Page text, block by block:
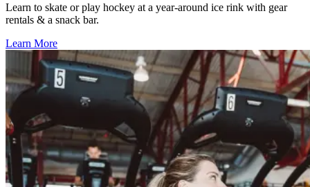
Learn to skate or play hockey at a year-around ice rink with gear
rentals & a snack bar.​​​​‌ ‍ ​‍​‍‌‍ ‌ ​‍‌‍‍‌‌‍‌ ‌‍‍‌‌‍ ‍​‍​‍​ ‍‍​‍​‍‌ ​ ‌‍​‌‌‍ ‍‌‍‍‌‌ ‌​‌ ‍‌​‍ ‍‌‍‍‌‌‍ ​‍​‍​‍ ​​‍​‍‌‍‍​‌ ​‍‌‍‌‌‌‍‌‍​‍​‍​ ‍‍​‍​‍‌‍‍​‌ ‌​‌ ‌​‌ ​​‌ ​ ​ ‍‍​‍ ​‍ ‌‍​ ‌‍‍​‌‍‌‌‌‍ ​‌ ​ ‌‍‌‌‌‍​‌‌ ​​‌‍‍‌‌‍‌‌‌ ​‍‌ ​ ​‍ ‍‌ ​ ‌‍​‌‌‍ ‍‌‍‍‌‌ ‌​‌ ‍‌​‍ ‍‌ ​ ‌ ‌​‌ ‌‌‌‍‌​‌‍‍‌‌‍ ​‍ ‌‍‍‌‌‍ ‍‌ ‌​‌‍‌‌‌‍ ‍‌ ‌​​‍ ‌‍‌‌‌‍‌​‌‍‍‌‌ ‌​​‍ ‌‍ ‌‌‍ ‌‍‌​‌‍‌‌​ ‌‌ ​​‌ ​‍‌‍‌‌‌ ​ ‌‍‌‌‌‍ ‍‌ ‌​‌‍​‌‌ ‌​‌‍‍‌‌‍ ‌‍ ‍​ ‍ ‌‍‍‌‌‍‌​​ ‌​ ​‍​ ‌‌‌‍​ ‌‍‌‌​ ‌​‌‍​‍‌‍​‍‌‍​‌​‍ ‌​ ‌​​ ​​‌‍​‍​ ‌‍​‍ ‌​ ‌​‌‍‌‍‌‍​‌​ ‍​​‍ ‌‌‍​‌‌‍​‌‌‍‌‌​ ‍‌​‍ ‌​ ‌​​ ‌‌​ ‌ ​ ‌‌​ ‍‌​ ‌‌​ ‍‌‌‍​ ‌‍​‍​ ‌ ‌‍‌​​ ​ ​ ‍ ‌ ‌​‌ ‍‌‌ ​​‌‍‌‌​ ‌‌ ​​‌‍​‌‌‍‌ ‌‍‌‌​ ‍ ‌ ​​‌‍​‌‌ ‌​‌‍‍​​ ‌‌ ​​‌‍​‌‌‍‌ ‌‍‌‌‌​​‍‌ ‌‌‌‍‍‌‌‍ ​‌‍‌​‌‍‌‌‌ ​‍​‍‌‌​ ‌‌‌​​‍‌‌ ‌‍‍ ‌‍‌‌‌ ‍‌​‍‌‌​ ​ ‌​‌​​‍‌‌​ ​ ‌​‌​​‍‌‌​ ​‍​ ​‍​ ‍​​ ​ ‌‍​‍‌‍​‌​ ‍​​ ​ ‌‍‌​​ ‌ ​ ‍​​ ‍​​ ‍​‌‍​‍​‍‌‌​ ​‍​ ​‍​‍‌‌​ ‌‌‌​‌​​‍ ‍‌‍​ ‌‍​‌‌ ​‍‌‍ ‌ ‌‌‌ ​ ‌‍‌‌‌‍ ​‌​‍‌‌ ‌​‌‍‌‌‌‍ ‌‌ ​ ​‍‌‌​ ‌‌‌​​‍‌‌ ‌‍‍ ‌‍‌‌‌ ‍‌​‍‌‌​ ​ ‌​‌​​‍‌‌​ ​ ‌​‌​​‍‌‌​ ​‍​ ​‍​ ​​‌‍​ ​ ‌​​ ‌​​ ‌​​ ‌‍​ ‌‌‌‍​‌​ ​‌​ ​‍​ ‌ ​ ‌‍‌‍​‌​ ​‌​ ‌‍​ ​ ​ ​ ​ ‍‌​ ​‌​ ​‍‌‍​‍​ ‍‌​ ‍‌​ ​‍​ ​‍‌‍‌​​ ‌‌​ ‍​‌‍‌‌​ ​​‌‍​ ‌‍‌‌​‍‌‌​ ​‍​ ​‍​‍‌‌​ ‌‌‌​‌​​‍ ‍‌‍​ ‌‍​‌‌ ​‍‌‍‌​‌​‌​‌‍‌‌‌ ​ ‌‍​ ‌ ​‍‌‍‍‌‌ ​​‌ ‌​‌‍‍‌‌‍ ‌‍ ‍​ ‌‍​‍‌‍​‌‌ ​ ‌‍‌‌‌‌‌‌‌ ​‍‌‍ ​​ ‌‌‍‍​‌ ‌​‌ ‌​‌ ​​‌ ​ ​‍‌‌​ ​ ‌​​‌​‍‌‌​ ​‍‌​‌‍​‍‌‌​ ​‍‌​‌‍‌‍​ ‌‍‍​‌‍‌‌‌‍ ​‌ ​ ‌‍‌‌‌‍​‌‌ ​​‌‍‍‌‌‍‌‌‌ ​‍‌ ​ ​‍ ‍‌ ​ ‌‍​‌‌‍ ‍‌‍‍‌‌ ‌​‌ ‍‌​‍ ‍‌ ​ ‌ ‌​‌ ‌‌‌‍‌​‌‍‍‌‌‍ ​‍‌‍‌‍‍‌‌‍‌​​ ‌​ ​‍​ ‌‌‌‍​ ‌‍‌‌​ ‌​‌‍​‍‌‍​‍‌‍​‌​‍ ‌​ ‌​​ ​​‌‍​‍​ ‌‍​‍ ‌​ ‌​‌‍‌‍‌‍​‌​ ‍​​‍ ‌‌‍​‌‌‍​‌‌‍‌‌​ ‍‌​‍ ‌​ ‌​​ ‌‌​ ‌ ​ ‌‌​ ‍‌​ ‌‌​ ‍‌‌‍​ ‌‍​‍​ ‌ ‌‍‌​​ ​ ​‍‌‍‌ ‌​‌ ‍‌‌ ​​‌‍‌‌​ ‌‌ ​​‌‍​‌‌‍‌ ‌‍‌‌​‍‌‍‌ ​​‌‍​‌‌ ‌​‌‍‍​​ ‌‌ ​​‌‍​‌‌‍‌ ‌‍‌‌‌​​‍‌ ‌‌‌‍‍‌‌‍ ​‌‍‌​‌‍‌‌‌ ​‍​‍‌‌​ ‌‌‌​​‍‌‌ ‌‍‍ ‌‍‌‌‌ ‍‌​‍‌‌​ ​ ‌​‌​​‍‌‌​ ​ ‌​‌​​‍‌‌​ ​‍​ ​‍​ ‍​​ ​ ‌‍​‍‌‍​‌​ ‍​​ ​ ‌‍‌​​ ‌ ​ ‍​​ ‍​​ ‍​‌‍​‍​‍‌‌​ ​‍​ ​‍​‍‌‌​ ‌‌‌​‌​​‍ ‍‌‍​ ‌‍​‌‌ ​‍‌‍ ‌ ‌‌‌ ​ ‌‍‌‌‌‍ ​‌​‍‌‌ ‌​‌‍‌‌‌‍ ‌‌ ​ ​‍‌‌​ ‌‌‌​​‍‌‌ ‌‍‍ ‌‍‌‌‌ ‍‌​‍‌‌​ ​ ‌​‌​​‍‌‌​ ​ ‌​‌​​‍‌‌​ ​‍​ ​‍​ ​​‌‍​ ​ ‌​​ ‌​​ ‌​​ ‌‍​ ‌‌‌‍​‌​ ​‌​ ​‍​ ‌ ​ ‌‍‌‍​‌​ ​‌​ ‌‍​ ​ ​ ​ ​ ‍‌​ ​‌​ ​‍‌‍​‍​ ‍‌​ ‍‌​ ​‍​ ​‍‌‍‌​​ ‌‌​ ‍​‌‍‌‌​ ​​‌‍​ ‌‍‌‌​‍‌‌​ ​‍​ ​‍​‍‌‌​ ‌‌‌​‌​​‍ ‍‌‍​ ‌‍​‌‌ ​‍‌‍‌​‌​‌​‌‍‌‌‌ ​ ‌‍​ ‌ ​‍‌‍‍‌‌ ​​‌ ‌​‌‍‍‌‌‍ ‌‍ ‍​‍‌‍‌ ​​‌‍‌‌‌ ​‍‌ ​ ‌ ​​‌‍‌‌‌‍​ ‌ ‌​‌‍‍‌‌ ‌‍‌‍‌‌​ ‌‌ ​​‌ ‌‌‌‍​‍‌‍ ​‌‍‍‌‌ ​ ‌‍‍​‌‍‌‌‌‍‌​​‍​‍‌ ‌
Learn More​​​​‌ ‍ ​‍​‍‌‍ ‌ ​‍‌‍‍‌‌‍‌ ‌‍‍‌‌‍ ‍​‍​‍​ ‍‍​‍​‍‌ ​ ‌‍​‌‌‍ ‍‌‍‍‌‌ ‌​‌ ‍‌​‍ ‍‌‍‍‌‌‍ ​‍​‍​‍ ​​‍​‍‌‍‍​‌ ​‍‌‍‌‌‌‍‌‍​‍​‍​ ‍‍​‍​‍‌‍‍​‌ ‌​‌ ‌​‌ ​​‌ ​ ​ ‍‍​‍ ​‍ ‌‍​ ‌‍‍​‌‍‌‌‌‍ ​‌ ​ ‌‍‌‌‌‍​‌‌ ​​‌‍‍‌‌‍‌‌‌ ​‍‌ ​ ​‍ ‍‌ ​ ‌‍​‌‌‍ ‍‌‍‍‌‌ ‌​‌ ‍‌​‍ ‍‌ ​ ‌ ‌​‌ ‌‌‌‍‌​‌‍‍‌‌‍ ​‍ ‌‍‍‌‌‍ ‍‌ ‌​‌‍‌‌‌‍ ‍‌ ‌​​‍ ‌‍‌‌‌‍‌​‌‍‍‌‌ ‌​​‍ ‌‍ ‌‌‍ ‌‍‌​‌‍‌‌​ ‌‌ ​​‌ ​‍‌‍‌‌‌ ​ ‌‍‌‌‌‍ ‍‌ ‌​‌‍​‌‌ ‌​‌‍‍‌‌‍ ‌‍ ‍​ ‍ ‌‍‍‌‌‍‌​​ ‌​ ​‍​ ‌‌‌‍​ ‌‍‌‌​ ‌​‌‍​‍‌‍​‍‌‍​‌​‍ ‌​ ‌​​ ​​‌‍​‍​ ‌‍​‍ ‌​ ‌​‌‍‌‍‌‍​‌​ ‍​​‍ ‌‌‍​‌‌‍​‌‌‍‌‌​ ‍‌​‍ ‌​ ‌​​ ‌‌​ ‌ ​ ‌‌​ ‍‌​ ‌‌​ ‍‌‌‍​ ‌‍​‍​ ‌ ‌‍‌​​ ​ ​ ‍ ‌ ‌​‌ ‍‌‌ ​​‌‍‌‌​ ‌‌ ​​‌‍​‌‌‍‌ ‌‍‌‌​ ‍ ‌ ​​‌‍​‌‌ ‌​‌‍‍​​ ‌‌ ​​‌‍​‌‌‍‌ ‌‍‌‌‌​​‍‌ ‌‌‌‍‍‌‌‍ ​‌‍‌​‌‍‌‌‌ ​‍​‍‌‌​ ‌‌‌​​‍‌‌ ‌‍‍ ‌‍‌‌‌ ‍‌​‍‌‌​ ​ ‌​‌​​‍‌‌​ ​ ‌​‌​​‍‌‌​ ​‍​ ​‍​ ‍​​ ​ ‌‍​‍‌‍​‌​ ‍​​ ​ ‌‍‌​​ ‌ ​ ‍​​ ‍​​ ‍​‌‍​‍​‍‌‌​ ​‍​ ​‍​‍‌‌​ ‌‌‌​‌​​‍ ‍‌‍​ ‌‍​‌‌ ​‍‌‍ ‌ ‌‌‌ ​ ‌‍‌‌‌‍ ​‌​‍‌‌ ‌​‌‍‌‌‌‍ ‌‌ ​ ​‍‌‌​ ‌‌‌​​‍‌‌ ‌‍‍ ‌‍‌‌‌ ‍‌​‍‌‌​ ​ ‌​‌​​‍‌‌​ ​ ‌​‌​​‍‌‌​ ​‍​ ​‍​ ​​‌‍​ ​ ‌​​ ‌​​ ‌​​ ‌‍​ ‌‌‌‍​‌​ ​‌​ ​‍​ ‌ ​ ‌‍‌‍​‌​ ​‌​ ‌‍​ ​ ​ ​ ​ ‍‌​ ​‌​ ​‍‌‍​‍​ ‍‌​ ‍‌​ ​‍​ ​‍‌‍‌​​ ‌‌​ ‍​‌‍‌‌​ ​​‌‍​ ‌‍‌‌​‍‌‌​ ​‍​ ​‍​‍‌‌​ ‌‌‌​‌​​‍ ‍‌‍​‍‌ ‌‌‌ ‌​‌ ‌​‌‍ ‌‍ ‍‌ ​ ​‍‌‌​ ‌‌‌​​‍‌‌ ‌‍‍ ‌‍‌‌‌ ‍‌​‍‌‌​ ​ ‌​‌​​‍‌‌​ ​ ‌​‌​​‍‌‌​ ​‍​ ​‍‌‍​‍‌‍‌‍​ ‍​‌‍​ ​ ​ ​ ‌​‌‍​‌​ ​ ‌‍​‍​ ​‌​ ‌ ​ ‌‍​‍‌‌​ ​‍​ ​‍​‍‌‌​ ‌‌‌​‌​​‍ ‍‌ ‌​‌‍‌‌‌ ‍​‌ ‌​​ ‌‍​‍‌‍​‌‌ ​ ‌‍‌‌‌‌‌‌‌ ​‍‌‍ ​​ ‌‌‍‍​‌ ‌​‌ ‌​‌ ​​‌ ​ ​‍‌‌​ ​ ‌​​‌​‍‌‌​ ​‍‌​‌‍​‍‌‌​ ​‍‌​‌‍‌‍​ ‌‍‍​‌‍‌‌‌‍ ​‌ ​ ‌‍‌‌‌‍​‌‌ ​​‌‍‍‌‌‍‌‌‌ ​‍‌ ​ ​‍ ‍‌ ​ ‌‍​‌‌‍ ‍‌‍‍‌‌ ‌​‌ ‍‌​‍ ‍‌ ​ ‌ ‌​‌ ‌‌‌‍‌​‌‍‍‌‌‍ ​‍‌‍‌‍‍‌‌‍‌​​ ‌​ ​‍​ ‌‌‌‍​ ‌‍‌‌​ ‌​‌‍​‍‌‍​‍‌‍​‌​‍ ‌​ ‌​​ ​​‌‍​‍​ ‌‍​‍ ‌​ ‌​‌‍‌‍‌‍​‌​ ‍​​‍ ‌‌‍​‌‌‍​‌‌‍‌‌​ ‍‌​‍ ‌​ ‌​​ ‌‌​ ‌ ​ ‌‌​ ‍‌​ ‌‌​ ‍‌‌‍​ ‌‍​‍​ ‌ ‌‍‌​​ ​ ​‍‌‍‌ ‌​‌ ‍‌‌ ​​‌‍‌‌​ ‌‌ ​​‌‍​‌‌‍‌ ‌‍‌‌​‍‌‍‌ ​​‌‍​‌‌ ‌​‌‍‍​​ ‌‌ ​​‌‍​‌‌‍‌ ‌‍‌‌‌​​‍‌ ‌‌‌‍‍‌‌‍ ​‌‍‌​‌‍‌‌‌ ​‍​‍‌‌​ ‌‌‌​​‍‌‌ ‌‍‍ ‌‍‌‌‌ ‍‌​‍‌‌​ ​ ‌​‌​​‍‌‌​ ​ ‌​‌​​‍‌‌​ ​‍​ ​‍​ ‍​​ ​ ‌‍​‍‌‍​‌​ ‍​​ ​ ‌‍‌​​ ‌ ​ ‍​​ ‍​​ ‍​‌‍​‍​‍‌‌​ ​‍​ ​‍​‍‌‌​ ‌‌‌​‌​​‍ ‍‌‍​ ‌‍​‌‌ ​‍‌‍ ‌ ‌‌‌ ​ ‌‍‌‌‌‍ ​‌​‍‌‌ ‌​‌‍‌‌‌‍ ‌‌ ​ ​‍‌‌​ ‌‌‌​​‍‌‌ ‌‍‍ ‌‍‌‌‌ ‍‌​‍‌‌​ ​ ‌​‌​​‍‌‌​ ​ ‌​‌​​‍‌‌​ ​‍​ ​‍​ ​​‌‍​ ​ ‌​​ ‌​​ ‌​​ ‌‍​ ‌‌‌‍​‌​ ​‌​ ​‍​ ‌ ​ ‌‍‌‍​‌​ ​‌​ ‌‍​ ​ ​ ​ ​ ‍‌​ ​‌​ ​‍‌‍​‍​ ‍‌​ ‍‌​ ​‍​ ​‍‌‍‌​​ ‌‌​ ‍​‌‍‌‌​ ​​‌‍​ ‌‍‌‌​‍‌‌​ ​‍​ ​‍​‍‌‌​ ‌‌‌​‌​​‍ ‍‌‍​‍‌ ‌‌‌ ‌​‌ ‌​‌‍ ‌‍ ‍‌ ​ ​‍‌‌​ ‌‌‌​​‍‌‌ ‌‍‍ ‌‍‌‌‌ ‍‌​‍‌‌​ ​ ‌​‌​​‍‌‌​ ​ ‌​‌​​‍‌‌​ ​‍​ ​‍‌‍​‍‌‍‌‍​ ‍​‌‍​ ​ ​ ​ ‌​‌‍​‌​ ​ ‌‍​‍​ ​‌​ ‌ ​ ‌‍​‍‌‌​ ​‍​ ​‍​‍‌‌​ ‌‌‌​‌​​‍ ‍‌ ‌​‌‍‌‌‌ ‍​‌ ‌​​‍‌‍‌ ​​‌‍‌‌‌ ​‍‌ ​ ‌ ​​‌‍‌‌‌‍​ ‌ ‌​‌‍‍‌‌ ‌‍‌‍‌‌​ ‌‌ ​​‌ ‌‌‌‍​‍‌‍ ​‌‍‍‌‌ ​ ‌‍‍​‌‍‌‌‌‍‌​​‍​‍‌ ‌